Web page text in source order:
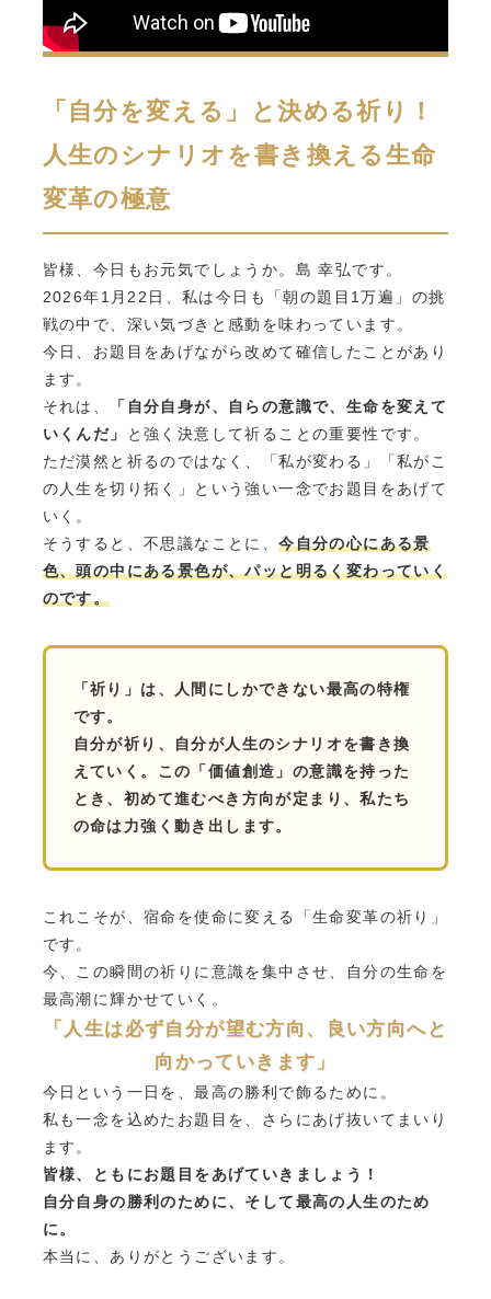
「自分を変える」と決める祈り！
人生のシナリオを書き換える生命
変革の極意
皆様、今日もお元気でしょうか。島 幸弘です。
2026年1月22日、私は今日も「朝の題目1万遍」の挑
戦の中で、深い気づきと感動を味わっています。
今日、お題目をあげながら改めて確信したことがあり
ます。
それは、
「自分自身が、自らの意識で、生命を変えて
いくんだ」
と強く決意して祈ることの重要性です。
ただ漠然と祈るのではなく、「私が変わる」「私がこ
の人生を切り拓く」という強い一念でお題目をあげて
いく。
そうすると、不思議なことに、今自分の心にある景
色、頭の中にある景色が、パッと明るく変わっていく
のです。
「祈り」は、人間にしかできない最高の特権
です。
自分が祈り、自分が人生のシナリオを書き換
えていく。この「価値創造」の意識を持った
とき、初めて進むべき方向が定まり、私たち
の命は力強く動き出します。
これこそが、宿命を使命に変える「生命変革の祈り」
です。
今、この瞬間の祈りに意識を集中させ、自分の生命を
最高潮に輝かせていく。
「人生は必ず自分が望む方向、良い方向へと
向かっていきます」
今日という一日を、最高の勝利で飾るために。
私も一念を込めたお題目を、さらにあげ抜いてまいり
ます。
皆様、ともにお題目をあげていきましょう！
自分自身の勝利のために、そして最高の人生のため
に。
本当に、ありがとうございます。